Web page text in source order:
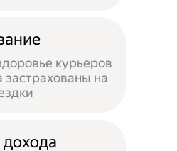
курьеров
застрахованы на